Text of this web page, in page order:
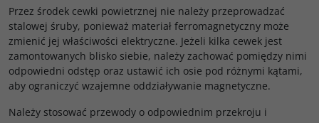
Przez środek cewki powietrznej nie należy przeprowadzać
stalowej śruby, ponieważ materiał ferromagnetyczny może
zmienić jej właściwości elektryczne. Jeżeli kilka cewek jest
zamontowanych blisko siebie, należy zachować pomiędzy nimi
odpowiedni odstęp oraz ustawić ich osie pod różnymi kątami,
aby ograniczyć wzajemne oddziaływanie magnetyczne.
Należy stosować przewody o odpowiednim przekroju i